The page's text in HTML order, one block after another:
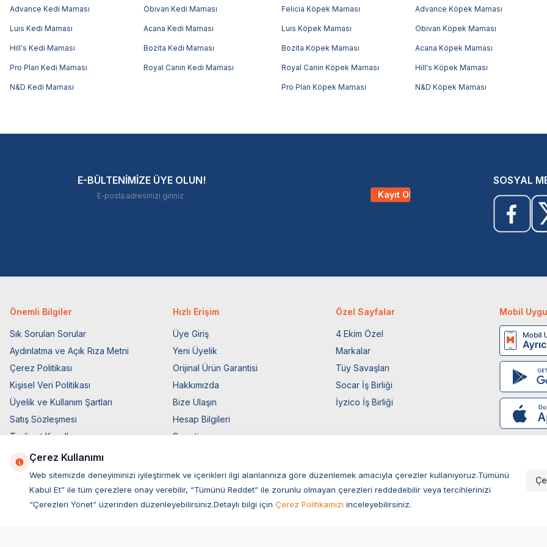
Advance Kedi Maması Obivan Kedi Maması
Luis Kedi Maması Acana Kedi Maması
Hill's Kedi Maması Bozita Kedi Maması
Pro Plan Kedi Maması Royal Canin Kedi Maması
N&D Kedi Maması
Felicia Köpek Maması Advance Köpek Maması
Luis Köpek Maması Obivan Köpek Maması
Bozita Köpek Maması Acana Köpek Maması
Royal Canin Köpek Maması Hill's Köpek Maması
Pro Plan Köpek Maması N&D Köpek Maması
E-BÜLTENİMİZE ÜYE OLUN!
Kayıt Ol
SOSYAL
Önemli Bilgiler
Sık Sorulan Sorular
Aydınlatma ve Açık Rıza Metni
Çerez Politikası
Kişisel Veri Politikası
Üyelik ve Kullanım Şartları
Satış Sözleşmesi
Teslimat Koşulları
Ticari Elektronik İzin
Elektronik İleti Aydınlatma Metni
Hızlı Erişim
Üye Giriş
Yeni Üyelik
Orijinal Ürün Garantisi
Hakkımızda
Bize Ulaşın
Hesap Bilgileri
Sepetim
Müşteri Hizmetleri
Özel Sayfalar
4 Ekim Özel
Markalar
Tüy Savaşları
Socar İş Birliği
İyzico İş Birliği
Mobil
Çerez Kullanımı
Web sitemizde deneyiminizi iyileştirmek ve içerikleri ilgi alanlarınıza göre düzenlemek amacıyla çerezler kullanıyoruz.Tümünü
Kabul Et” ile tüm çerezlere onay verebilir, “Tümünü Reddet” ile zorunlu olmayan çerezleri reddedebilir veya tercihlerinizi
“Çerezleri Yönet” üzerinden düzenleyebilirsiniz.Detaylı bilgi için Çerez Politikamızı inceleyebilirsiniz.